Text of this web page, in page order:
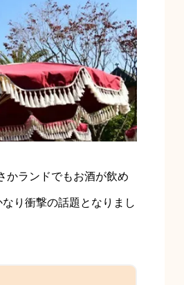
かランドでもお酒が飲め
り衝撃の話題となりまし